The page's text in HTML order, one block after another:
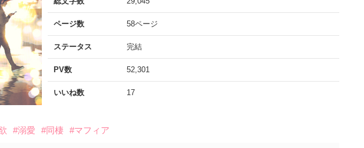
ページ数 58ページ
ステータス 完結
PV数 52,301
いいね数 17
#溺愛 #同棲 #マフィア